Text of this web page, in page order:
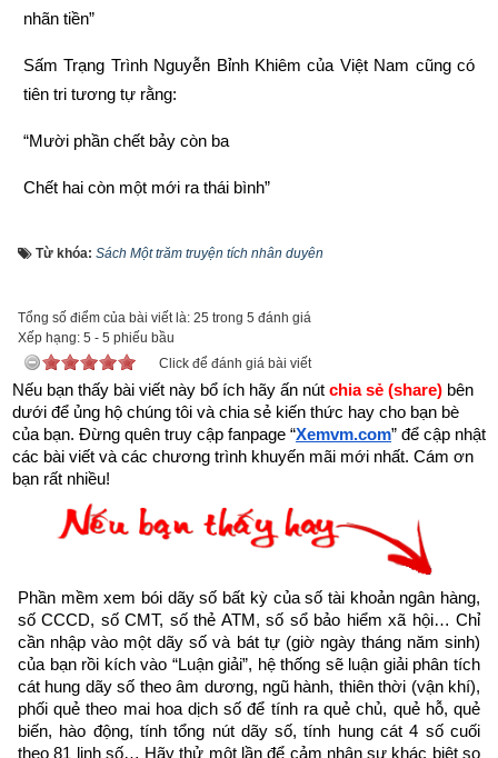
nhãn tiền”
Sấm Trạng Trình Nguyễn Bỉnh Khiêm của Việt Nam cũng có
tiên tri tương tự rằng:
“Mười phần chết bảy còn ba
Chết hai còn một mới ra thái bình”
được xem.
Trên đời có người hành Đại Thiện, gặp kiếp nạn này cũng bình
an”
Như vậy chúng ta đang sống trong thời gian cuối cùng của
thời kỳ mạt pháp khi mà đạo đức nhân loại suy đồi, bại hoại
Từ khóa: Sách Một trăm truyện tích nhân duyên
Tổng số điểm của bài viết là: 25 trong 5 đánh giá
Xếp hạng: 5 - 5 phiếu bầu
Click để đánh giá bài viết
Nếu bạn thấy bài viết này bổ ích hãy ấn nút chia sẻ (share) bên
dưới để ủng hộ chúng tôi và chia sẻ kiến thức hay cho bạn bè
của bạn. Đừng quên truy cập fanpage “Xemvm.com” để cập nhật
các bài viết và các chương trình khuyến mãi mới nhất. Cám ơn
bạn rất nhiều!
Phần mềm xem bói dãy số bất kỳ của số tài khoản ngân hàng,
số CCCD, số CMT, số thẻ ATM, số sổ bảo hiểm xã hội… Chỉ
cần nhập vào một dãy số và bát tự (giờ ngày tháng năm sinh)
của bạn rồi kích vào “Luận giải”, hệ thống sẽ luận giải phân tích
cát hung dãy số theo âm dương, ngũ hành, thiên thời (vận khí),
phối quẻ theo mai hoa dịch số để tính ra quẻ chủ, quẻ hỗ, quẻ
biến, hào động, tính tổng nút dãy số, tính hung cát 4 số cuối
theo 81 linh số… Hãy thử một lần để cảm nhận sự khác biệt so